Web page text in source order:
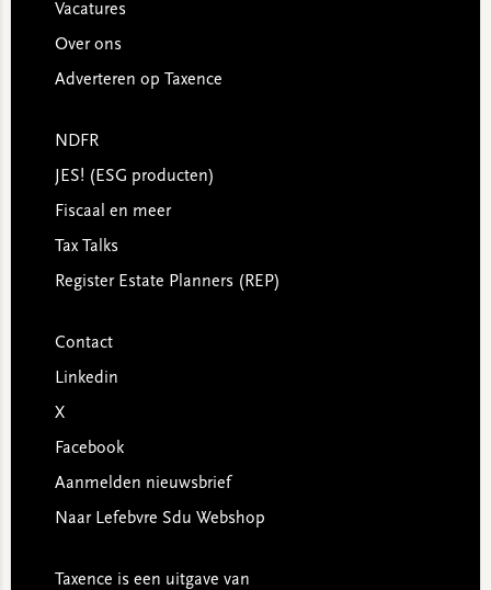
Vacatures
Over ons
Adverteren op Taxence
NDFR
JES! (ESG producten)
Fiscaal en meer
Tax Talks
Register Estate Planners (REP)
Contact
Linkedin
X
Facebook
Aanmelden nieuwsbrief
Naar Lefebvre Sdu Webshop
Taxence is een uitgave van